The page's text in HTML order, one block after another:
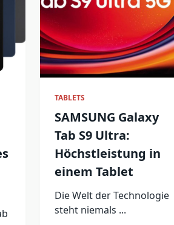
TABLETS
SAMSUNG Galaxy
Tab S9 Ultra:
Höchstleistung in
einem Tablet
Die Welt der Technologie
steht niemals ...